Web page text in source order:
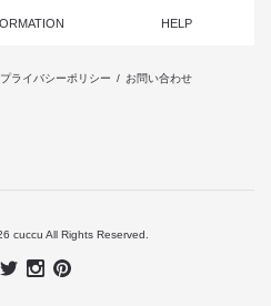
HELP
プライバシーポリシー / お問い合わせ
cuccu All Rights Reserved.